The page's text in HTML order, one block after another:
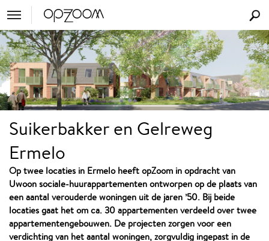
Suikerbakker en Gelreweg
Ermelo
Op twee locaties in Ermelo heeft opZoom in opdracht van
Uwoon sociale-huurappartementen ontworpen op de plaats van
een aantal verouderde woningen uit de jaren ’50. Bij beide
locaties gaat het om ca. 30 appartementen verdeeld over twee
appartementengebouwen. De projecten zorgen voor een
verdichting van het aantal woningen, zorgvuldig ingepast in de